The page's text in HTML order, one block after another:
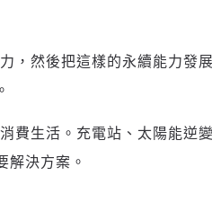
，然後把這樣的永續能力發
費生活。充電站、太陽能逆
解決方案。